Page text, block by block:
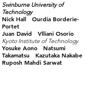
Swinburne University of
Technology
Nick Hall Ourdia Borderie-
Portet
Juan David Vlliani Osorio
Kyoto Institute of Technology
Yosuke Aono Natsumi
Takamatsu Kazutaka Nakabe
Ruposh Mahdi Sarwat